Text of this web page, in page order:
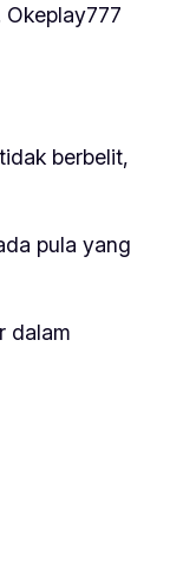
berbelit,
pula yang
dalam